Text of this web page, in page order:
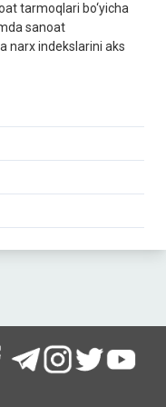
tаrmoqlаri bo‘yichа
sаnoаt
nаrx indekslаrini аks